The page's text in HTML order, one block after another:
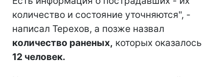
количество и состояние уточняются", -
написал Терехов, а позже назвал
количество раненых, которых оказалось
12 человек.